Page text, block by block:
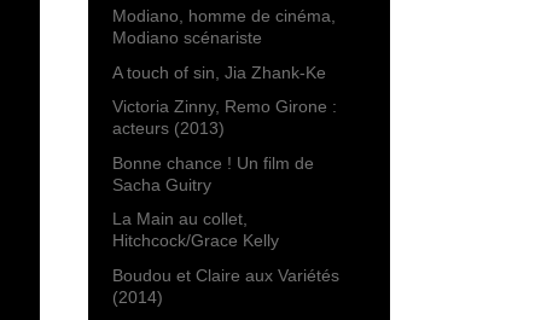
Modiano, homme de cinéma,
Modiano scénariste
A touch of sin, Jia Zhank-Ke
Victoria Zinny, Remo Girone :
acteurs (2013)
Bonne chance ! Un film de
Sacha Guitry
La Main au collet,
Hitchcock/Grace Kelly
Boudou et Claire aux Variétés
(2014)